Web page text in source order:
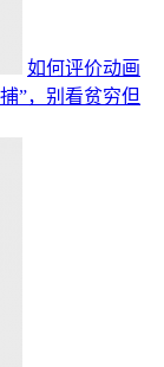
如何评价动画
”，别看贫穷但